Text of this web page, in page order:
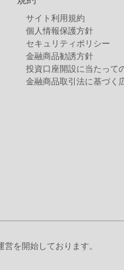
サイト利用規約
個人情報保護方針
セキュリティポリシー
金融商品勧誘方針
投資口座開設に当たって
金融商品取引法に基づく
を開始しております。